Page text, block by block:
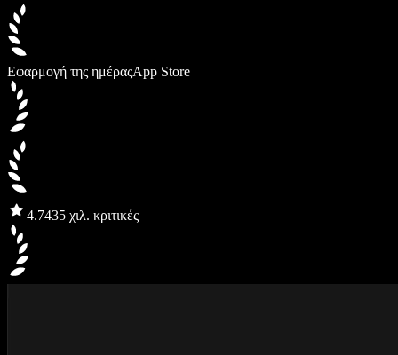
Εφαρμογή της ημέραςApp Store
4.7435 χιλ. κριτικές